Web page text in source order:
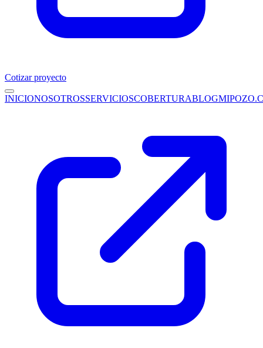
Cotizar proyecto
INICIONOSOTROSSERVICIOSCOBERTURABLOG